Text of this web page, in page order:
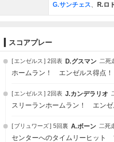
G.サンチェス、 R.ロ
スコアプレー
エンゼルス 2回表 D.グスマン 二死
ホームラン！ エンゼルス得点！
エンゼルス 2回表 J.カンデラリオ
スリーランホームラン！ エン
ブリュワーズ 5回裏 A.ボーン 二死
センターへのタイムリーヒット